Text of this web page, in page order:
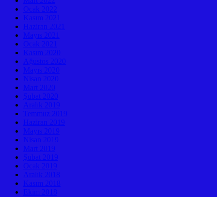
Ocak 2022
Kasım 2021
Haziran 2021
Mayıs 2021
Ocak 2021
Kasım 2020
Ağustos 2020
Mayıs 2020
Nisan 2020
Mart 2020
Şubat 2020
Aralık 2019
Temmuz 2019
Haziran 2019
Mayıs 2019
Nisan 2019
Mart 2019
Şubat 2019
Ocak 2019
Aralık 2018
Kasım 2018
Ekim 2018